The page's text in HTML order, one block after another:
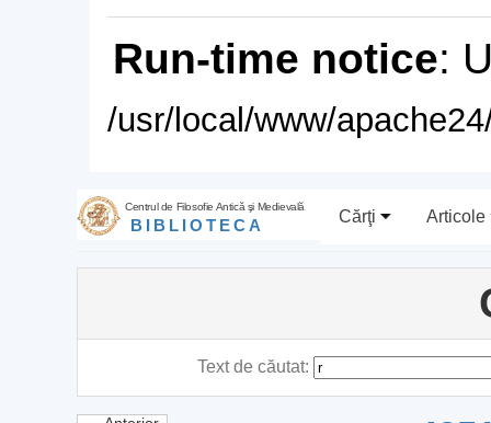
Run-time notice:
/usr/local/www/
Centrul de Filosofie Antică şi Medievală
BIBLIOTECA Cărţi Articole
Text de căutat: